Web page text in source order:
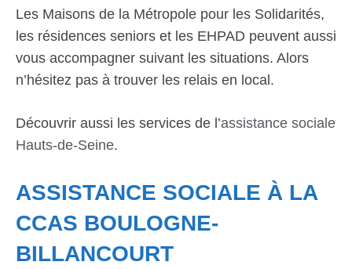
Les Maisons de la Métropole pour les Solidarités,
les résidences seniors et les EHPAD peuvent aussi
vous accompagner suivant les situations. Alors
n’hésitez pas à trouver les relais en local.
Découvrir aussi les services de l’assistance sociale
Hauts-de-Seine.
ASSISTANCE SOCIALE À LA
CCAS BOULOGNE-
BILLANCOURT